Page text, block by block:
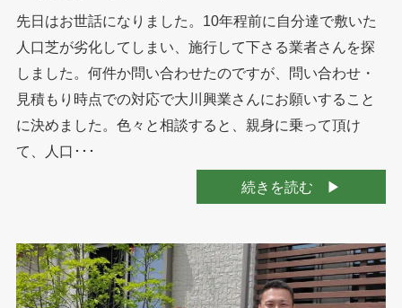
先日はお世話になりました。10年程前に自分達で敷いた
人口芝が劣化してしまい、施行して下さる業者さんを探
しました。何件か問い合わせたのですが、問い合わせ・
見積もり時点での対応で大川興業さんにお願いすること
に決めました。色々と相談すると、親身に乗って頂け
て、人口･･･
続きを読む